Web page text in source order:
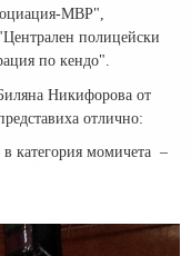
МВР",
полицейски
по кендо".
Никифорова от
отлично:
категория момичета –